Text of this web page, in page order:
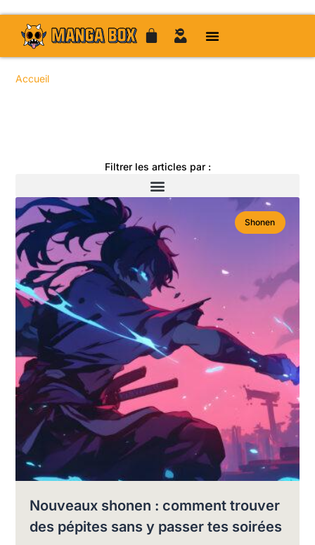
Accueil
Filtrer les articles par :
Shonen
Nouveaux shonen : comment trouver
des pépites sans y passer tes soirées